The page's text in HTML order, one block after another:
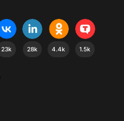
23k 28k 4.4k 1.5k